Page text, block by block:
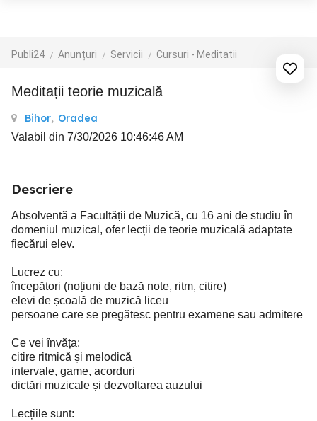
Publi24 Anunțuri Servicii Cursuri - Meditatii
Meditații teorie muzicală
Bihor, Oradea
Valabil din 7/30/2026 10:46:46 AM
Descriere
Absolventă a Facultății de Muzică, cu 16 ani de studiu în
domeniul muzical, ofer lecții de teorie muzicală adaptate
fiecărui elev.
Lucrez cu:
începători (noțiuni de bază note, ritm, citire)
elevi de școală de muzică liceu
persoane care se pregătesc pentru examene sau admitere
Ce vei învăța:
citire ritmică și melodică
intervale, game, acorduri
dictări muzicale și dezvoltarea auzului
Lecțiile sunt: